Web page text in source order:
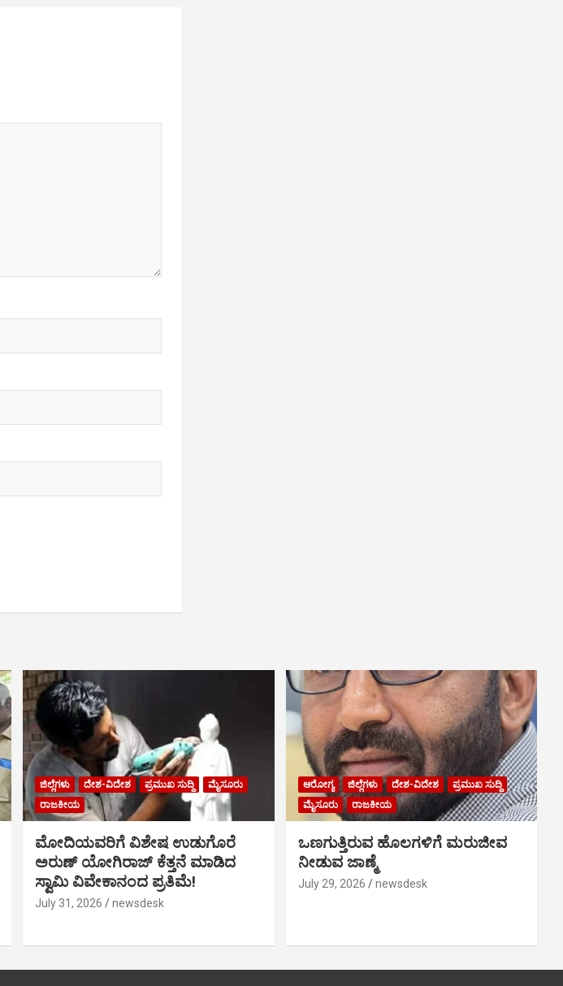
ಜಿಲ್ಲೆಗಳು ದೇಶ-ವಿದೇಶ ಪ್ರಮುಖ ಸುದ್ದಿ
ಮೈಸೂರು
ರಾಜಕೀಯ
ಮೋದಿಯವರಿಗೆ ವಿಶೇಷ ಉಡುಗೊರೆ
ಅರುಣ್ ಯೋಗಿರಾಜ್ ಕೆತ್ತನೆ ಮಾಡಿದ
ಸ್ವಾಮಿ ವಿವೇಕಾನಂದ ಪ್ರತಿಮೆ!
July 31, 2026 newsdesk
ಆರೋಗ್ಯ ಜಿಲ್ಲೆಗಳು ದೇಶ-ವಿದೇಶ
ಪ್ರಮುಖ ಸುದ್ದಿ
ಮೈಸೂರು
ರಾಜಕೀಯ
ಒಣಗುತ್ತಿರುವ ಹೊಲಗಳಿಗೆ ಮರುಜೀವ
ನೀಡುವ ಜಾಣ್ಮೆ
July 29, 2026 newsdesk